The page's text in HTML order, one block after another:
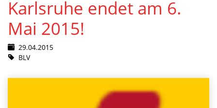
Karlsruhe endet am 6.
Mai 2015!
29.04.2015
BLV